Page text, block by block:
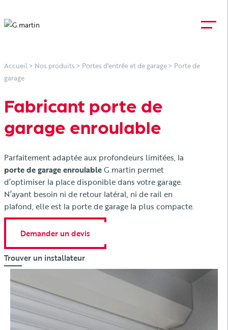
Accueil > Nos produits > Portes d'entrée et de garage > Porte de
garage
Fabricant porte de
garage enroulable
Parfaitement adaptée aux profondeurs limitées, la
porte de garage enroulableG.martin permet
d’optimiser la place disponible dans votre garage.
N’ayant besoin ni de retour latéral, ni de rail en
plafond, elle est la porte de garage la plus compacte.
Demander un devis
Trouver un installateur